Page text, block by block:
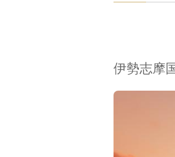
伊勢志摩